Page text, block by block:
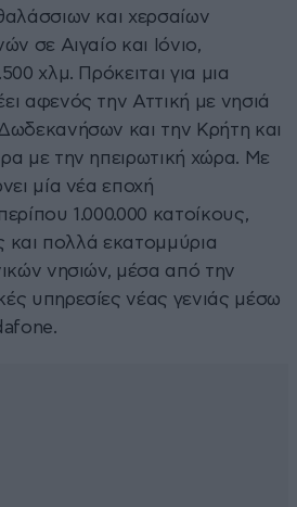
και χερσαίων
σε Αιγαίο και Ιόνιο,
χλμ. Πρόκειται για μια
αφενός την Αττική με νησιά
και την Κρήτη και
με την ηπειρωτική χώρα. Με
μία νέα εποχή
1.000.000 κατοίκους,
και πολλά εκατομμύρια
νησιών, μέσα από την
υπηρεσίες νέας γενιάς μέσω